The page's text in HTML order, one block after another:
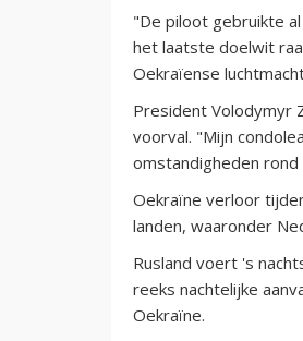
"De piloot gebruikte
het laatste doelwit
Oekraïense
President Volodymyr
voorval. "Mijn
omstandigheden
Oekraïne verloor
landen, waaronder
Rusland voert 's
reeks nachtelijke
Oekraïne.